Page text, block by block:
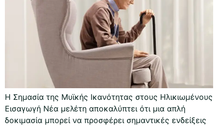
Η Σημασία της Μυϊκής Ικανότητας στους Ηλικιωμένους
Εισαγωγή Νέα μελέτη αποκαλύπτει ότι μια απλή
δοκιμασία μπορεί να προσφέρει σημαντικές ενδείξεις